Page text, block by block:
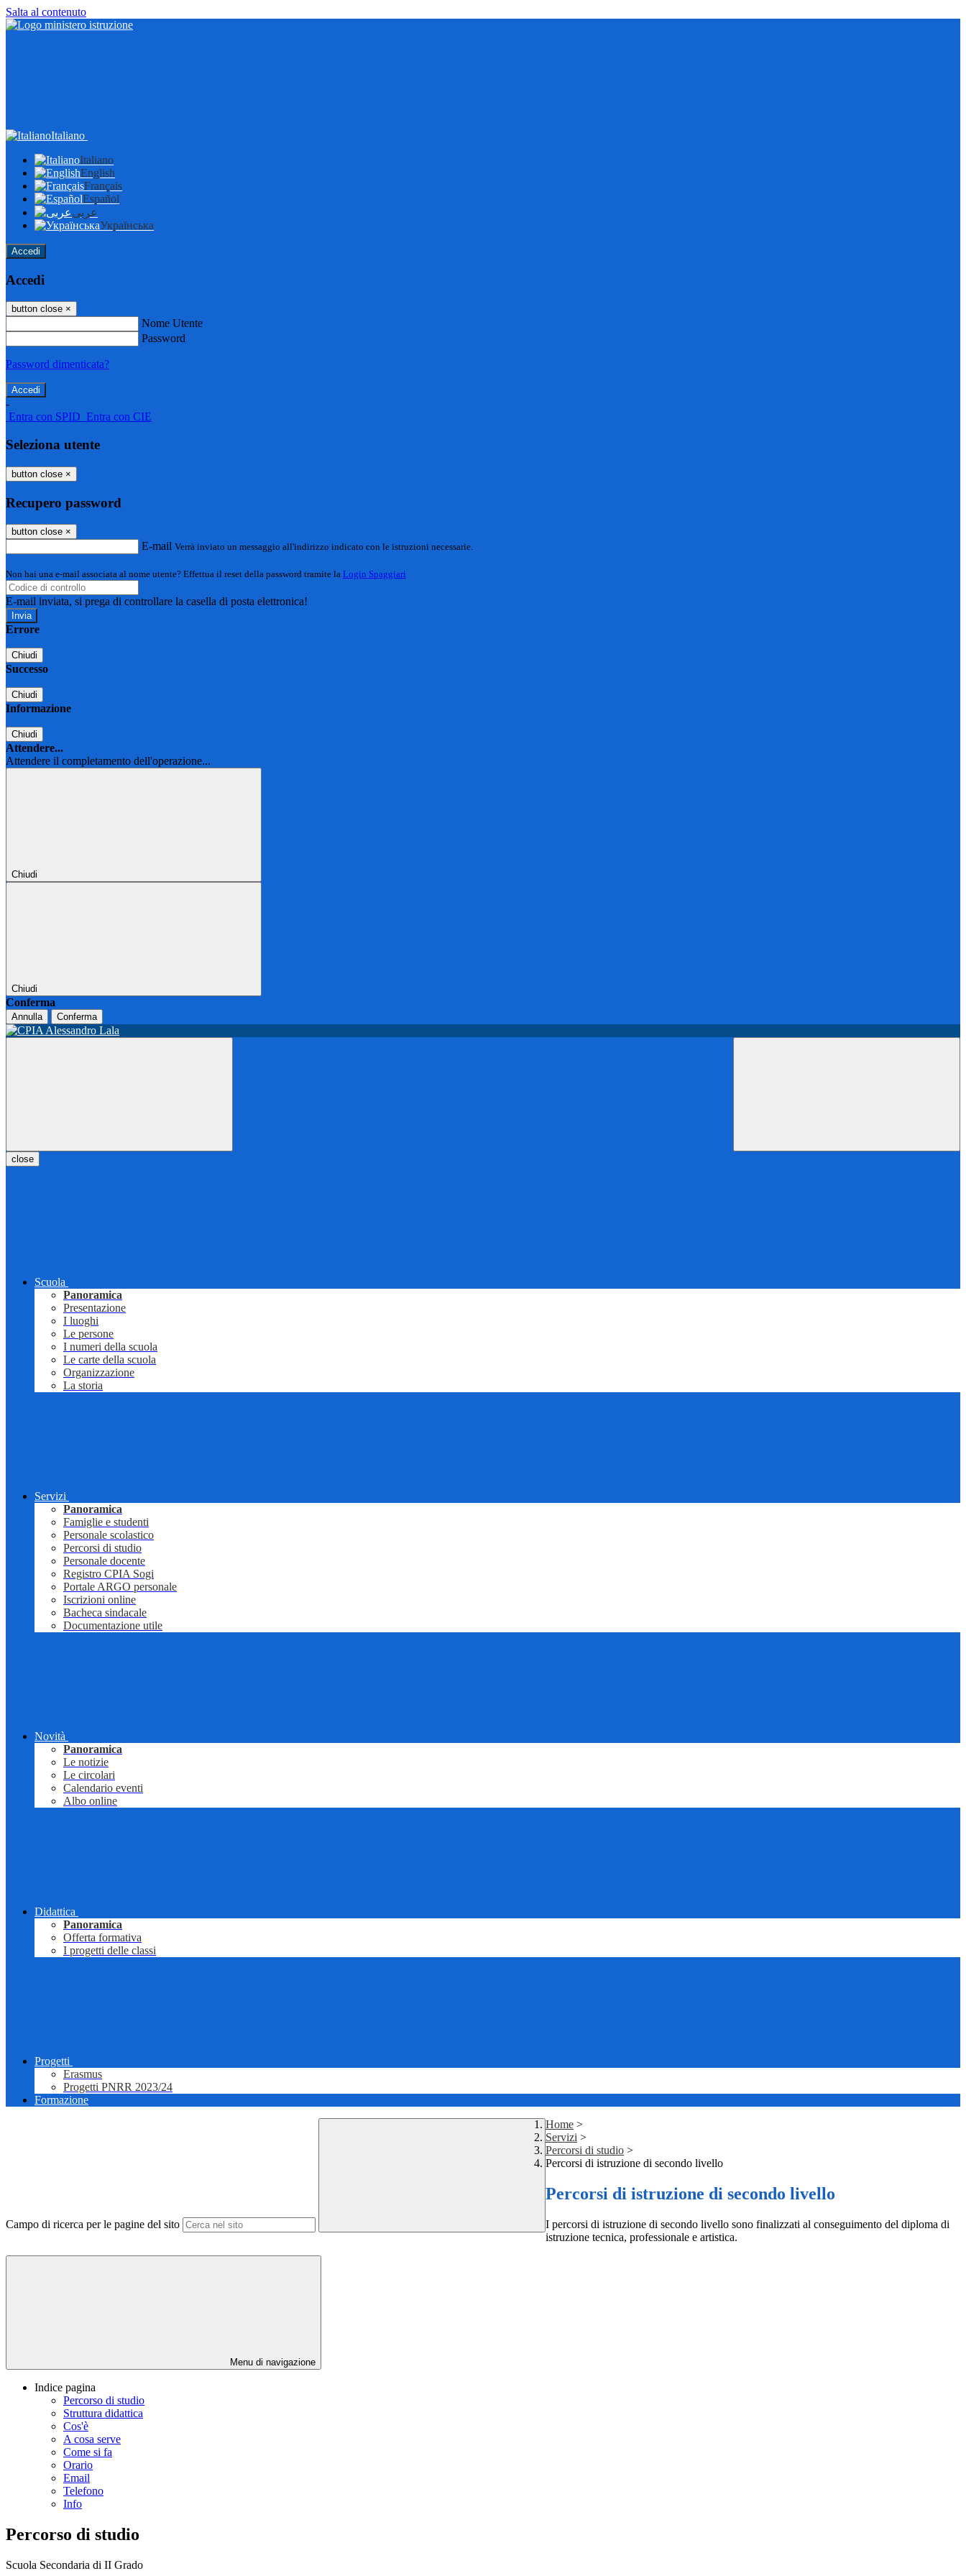
Salta al contenuto
Italiano
Italiano
English
Français
Español
عربى
Українська
Accedi
Accedi
button close ×
Nome Utente
Password
Password dimenticata?
-
Entra con SPID Entra con CIE
Seleziona utente
button close ×
Recupero password
button close ×
E-mail Verrà inviato un messaggio all'indirizzo indicato con le istruzioni necessarie.
Non hai una e-mail associata al nome utente? Effettua il reset della password tramite la Login Spaggiari
E-mail inviata, si prega di controllare la casella di posta elettronica!
Errore
Chiudi
Successo
Chiudi
Informazione
Chiudi
Attendere...
Attendere il completamento dell'operazione...
Chiudi
Chiudi
Conferma
Annulla Conferma
close
Scuola
Panoramica
Presentazione
I luoghi
Le persone
I numeri della scuola
Le carte della scuola
Organizzazione
La storia
Servizi
Panoramica
Famiglie e studenti
Personale scolastico
Percorsi di studio
Personale docente
Registro CPIA Sogi
Portale ARGO personale
Iscrizioni online
Bacheca sindacale
Documentazione utile
Novità
Panoramica
Le notizie
Le circolari
Calendario eventi
Albo online
Didattica
Panoramica
Offerta formativa
I progetti delle classi
Progetti
Erasmus
Progetti PNRR 2023/24
Formazione
Campo di ricerca per le pagine del sito
Home >
Servizi >
Percorsi di studio >
Percorsi di istruzione di secondo livello
Percorsi di istruzione di secondo livello
I percorsi di istruzione di secondo livello sono finalizzati al conseguimento del diploma di
istruzione tecnica, professionale e artistica.
Menu di navigazione
Indice pagina
Percorso di studio
Struttura didattica
Cos'è
A cosa serve
Come si fa
Orario
Email
Telefono
Info
Percorso di studio
Scuola Secondaria di II Grado